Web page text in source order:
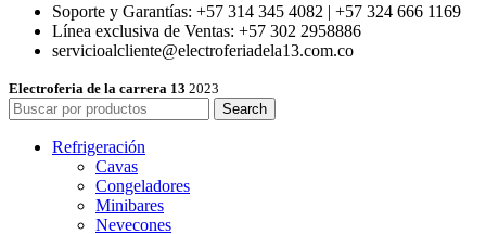
Soporte y Garantías: +57 314 345 4082 | +57 324 666 1169
Línea exclusiva de Ventas: +57 302 2958886
servicioalcliente@electroferiadela13.com.co
Electroferia de la carrera 13 2023
Search
Refrigeración
Cavas
Congeladores
Minibares
Nevecones